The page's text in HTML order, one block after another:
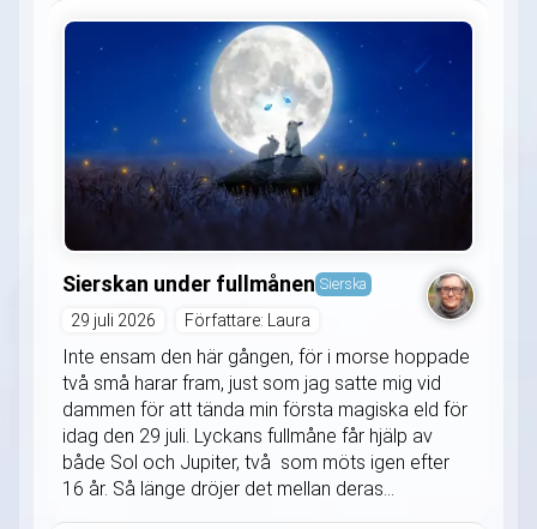
Sierskan under fullmånen Sierska
29 juli 2026 Författare: Laura
Inte ensam den här gången, för i morse hoppade
två små harar fram, just som jag satte mig vid
dammen för att tända min första magiska eld för
idag den 29 juli. Lyckans fullmåne får hjälp av
både Sol och Jupiter, två som möts igen efter
16 år. Så länge dröjer det mellan deras...